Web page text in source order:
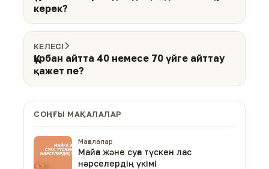
керек?
КЕЛЕСІ
Құрбан айтта 40 немесе 70 үйге айттау
қажет пе?
СОҢҒЫ МАҚАЛАЛАР
Мақалалар
Майға және суға түскен лас
нәрселердің үкімі